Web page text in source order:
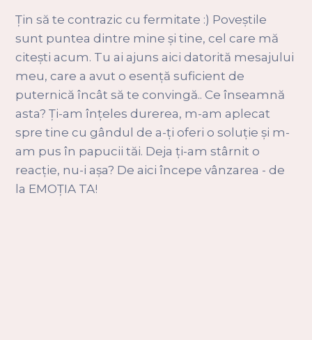
Țin să te contrazic cu fermitate :) Poveștile
sunt puntea dintre mine și tine, cel care mă
citești acum. Tu ai ajuns aici datorită mesajului
meu, care a avut o esență suficient de
puternică încât să te convingă.. Ce înseamnă
asta? Ți-am înțeles durerea, m-am aplecat
spre tine cu gândul de a-ți oferi o soluție și m-
am pus în papucii tăi. Deja ți-am stârnit o
reacție, nu-i așa? De aici începe vânzarea - de
la EMOȚIA TA!